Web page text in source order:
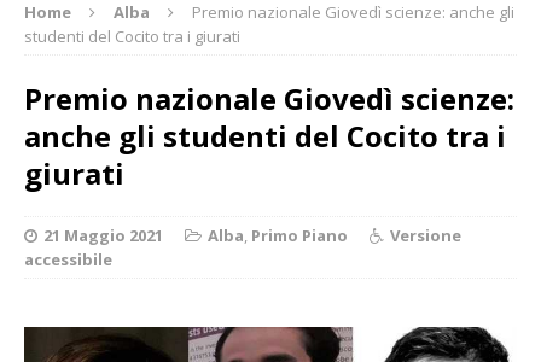
Home Alba
Premio nazionale Giovedì scienze: anche gli
studenti del Cocito tra i giurati
Premio nazionale Giovedì scienze:
anche gli studenti del Cocito tra i
giurati
21 Maggio 2021 Alba, Primo Piano
Versione
accessibile